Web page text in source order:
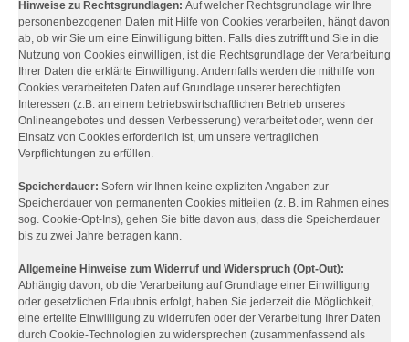
Hinweise zu Rechtsgrundlagen: Auf welcher Rechtsgrundlage wir Ihre
personenbezogenen Daten mit Hilfe von Cookies verarbeiten, hängt davon
ab, ob wir Sie um eine Einwilligung bitten. Falls dies zutrifft und Sie in die
Nutzung von Cookies einwilligen, ist die Rechtsgrundlage der Verarbeitung
Ihrer Daten die erklärte Einwilligung. Andernfalls werden die mithilfe von
Cookies verarbeiteten Daten auf Grundlage unserer berechtigten
Interessen (z.B. an einem betriebswirtschaftlichen Betrieb unseres
Onlineangebotes und dessen Verbesserung) verarbeitet oder, wenn der
Einsatz von Cookies erforderlich ist, um unsere vertraglichen
Verpflichtungen zu erfüllen.
Speicherdauer: Sofern wir Ihnen keine expliziten Angaben zur
Speicherdauer von permanenten Cookies mitteilen (z. B. im Rahmen eines
sog. Cookie-Opt-Ins), gehen Sie bitte davon aus, dass die Speicherdauer
bis zu zwei Jahre betragen kann.
Allgemeine Hinweise zum Widerruf und Widerspruch (Opt-Out):
Abhängig davon, ob die Verarbeitung auf Grundlage einer Einwilligung
oder gesetzlichen Erlaubnis erfolgt, haben Sie jederzeit die Möglichkeit,
eine erteilte Einwilligung zu widerrufen oder der Verarbeitung Ihrer Daten
durch Cookie-Technologien zu widersprechen (zusammenfassend als